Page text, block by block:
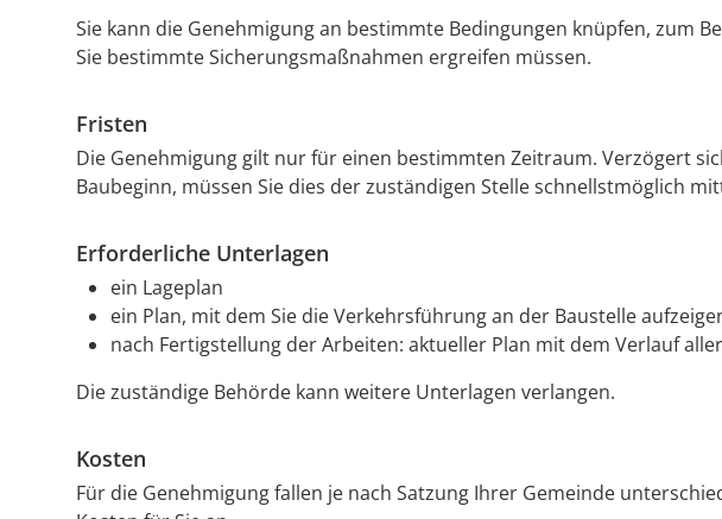
Sie kann die Genehmigung an bestimmte Bedingungen knüpfen, zum
Sie bestimmte Sicherungsmaßnahmen ergreifen müssen.
Fristen
Die Genehmigung gilt nur für einen bestimmten Zeitraum. Verzögert
Baubeginn, müssen Sie dies der zuständigen Stelle schnellstmöglich
Erforderliche Unterlagen
ein Lageplan
ein Plan, mit dem Sie die Verkehrsführung an der Baustelle
nach Fertigstellung der Arbeiten: aktueller Plan mit dem Verlauf
Die zuständige Behörde kann weitere Unterlagen verlangen.
Kosten
Für die Genehmigung fallen je nach Satzung Ihrer Gemeinde